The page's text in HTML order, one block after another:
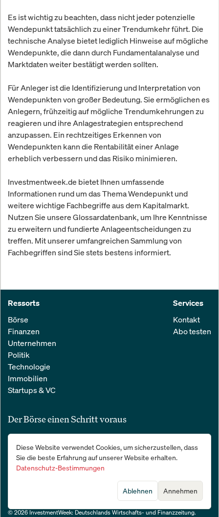
Es ist wichtig zu beachten, dass nicht jeder potenzielle
Wendepunkt tatsächlich zu einer Trendumkehr führt. Die
technische Analyse bietet lediglich Hinweise auf mögliche
Wendepunkte, die dann durch Fundamentalanalyse und
Marktdaten weiter bestätigt werden sollten.
Für Anleger ist die Identifizierung und Interpretation von
Wendepunkten von großer Bedeutung. Sie ermöglichen es
Anlegern, frühzeitig auf mögliche Trendumkehrungen zu
reagieren und ihre Anlagestrategien entsprechend
anzupassen. Ein rechtzeitiges Erkennen von
Wendepunkten kann die Rentabilität einer Anlage
erheblich verbessern und das Risiko minimieren.
Investmentweek.de bietet Ihnen umfassende
Informationen rund um das Thema Wendepunkt und
weitere wichtige Fachbegriffe aus dem Kapitalmarkt.
Nutzen Sie unsere Glossardatenbank, um Ihre Kenntnisse
zu erweitern und fundierte Anlageentscheidungen zu
treffen. Mit unserer umfangreichen Sammlung von
Fachbegriffen sind Sie stets bestens informiert.
Ressorts
Börse
Finanzen
Unternehmen
Politik
Technologie
Immobilien
Startups & VC
Services
Kontakt
Abo testen
Der Börse einen Schritt voraus
Alle relevanten Nachrichten aus Wirtschaft und Finanzen in einer
einfachen E-Mail. 100 % kostenlos:
© 2026 InvestmentWeek: Deutschlands Wirtschafts- und Finanzzeitung.
Diese Website verwendet Cookies, um sicherzustellen, dass
Sie die beste Erfahrung auf unserer Website erhalten.
Datenschutz-Bestimmungen
Annehmen
Ablehnen